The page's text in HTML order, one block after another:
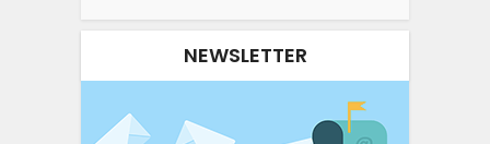
NEWSLETTER